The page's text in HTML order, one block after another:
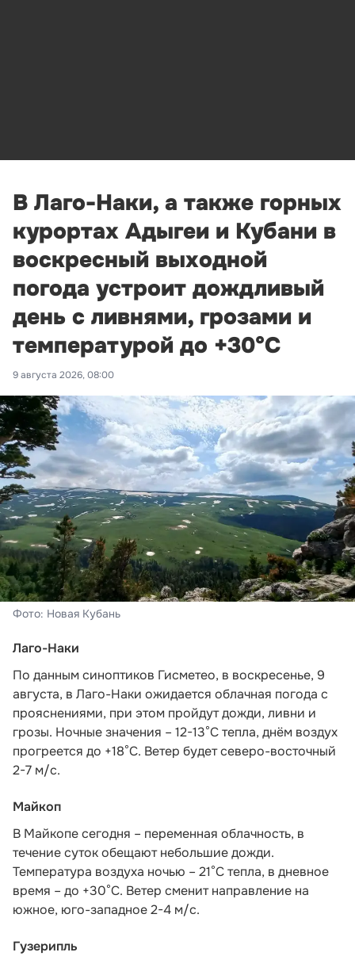
В Лаго-Наки, а также горных
курортах Адыгеи и Кубани в
воскресный выходной
погода устроит дождливый
день с ливнями, грозами и
температурой до +30°С
9 августа 2026, 08:00
Фото: Новая Кубань
Лаго-Наки
По данным синоптиков Гисметео, в воскресенье, 9
августа, в Лаго-Наки ожидается облачная погода с
прояснениями, при этом пройдут дожди, ливни и
грозы. Ночные значения – 12-13°С тепла, днём воздух
прогреется до +18°С. Ветер будет северо-восточный
2-7 м/с.
Майкоп
В Майкопе сегодня – переменная облачность, в
течение суток обещают небольшие дожди.
Температура воздуха ночью – 21°С тепла, в дневное
время – до +30°С. Ветер сменит направление на
южное, юго-западное 2-4 м/с.
Гузерипль